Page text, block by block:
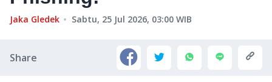
Jaka Gledek Sabtu, 25 Jul 2026, 03:00 WIB
Share